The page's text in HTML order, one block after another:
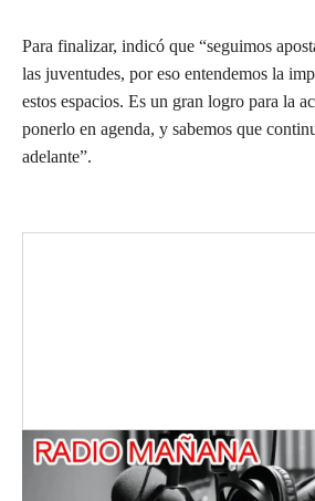
Para finalizar, indicó que “seguimos
las juventudes, por eso entendemos la
estos espacios. Es un gran logro para la
ponerlo en agenda, y sabemos que
adelante”.